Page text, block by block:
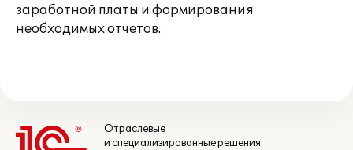
заработной платы и формирования
необходимых отчетов.
Отраслевые
и специализированные решения